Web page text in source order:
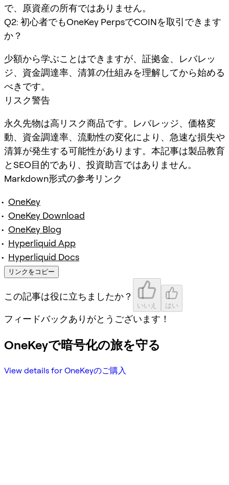
で、原資産の所有ではありません。
Q2: 初心者でもOneKey PerpsでCOINを取引できます
か？
少額から学ぶことはできますが、証拠金、レバレッ
ジ、資金調達率、清算の仕組みを理解してから始める
べきです。
リスク警告
永久先物は高リスク商品です。レバレッジ、価格変
動、資金調達率、流動性の変化により、急速な損失や
清算が発生する可能性があります。本記事は製品教育
とSEO目的であり、投資助言ではありません。
Markdown形式の参考リンク
OneKey
OneKey Download
OneKey Blog
Hyperliquid App
Hyperliquid Docs
リンクをコピー
この記事は役に立ちましたか？
いいえ はい
フィードバックありがとうございます！
OneKeyで暗号化の旅を守る
View details for OneKeyのご購入